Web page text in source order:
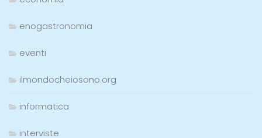
enogastronomia
eventi
ilmondocheiosono.org
informatica
interviste